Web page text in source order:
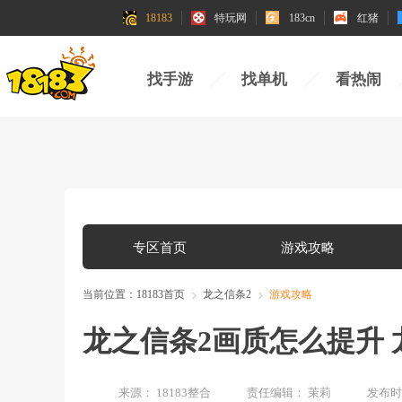
18183 特玩网 183cn 红猪
找手游 找单机 看热闹
专区首页 游戏攻略
当前位置： 18183首页 龙之信条2 游戏攻略
龙之信条2画质怎么提升
来源： 18183整合 责任编辑： 茉莉 发布